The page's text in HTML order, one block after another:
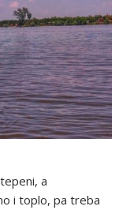
a
i toplo, pa treba